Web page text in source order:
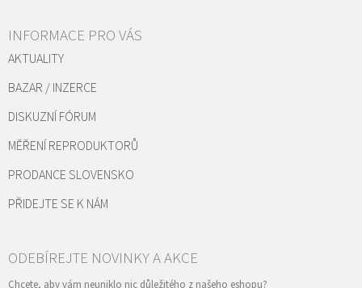
INFORMACE PRO VÁS
AKTUALITY
BAZAR / INZERCE
DISKUZNÍ FÓRUM
MĚŘENÍ REPRODUKTORŮ
PRODANCE SLOVENSKO
PŘIDEJTE SE K NÁM